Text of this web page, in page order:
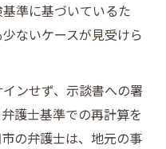
準に基づいているた
ないケースが見受けら
ンせず、示談書への署
護士基準での再計算を
の弁護士は、地元の事